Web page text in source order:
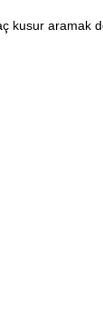
kusur aramak